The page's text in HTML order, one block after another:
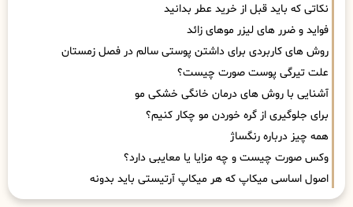
نکاتی که باید قبل از خرید عطر بدانید
فواید و ضرر های لیزر موهای زائد
روش های کاربردی برای داشتن پوستی سالم در فصل زمستان
علت تیرگی پوست صورت چیست؟
آشنایی با روش های درمان خانگی خشکی مو
برای جلوگیری از گره خوردن مو چکار کنیم؟
همه چیز درباره رنگساژ
وکس صورت چیست و چه مزایا یا معایبی دارد؟
اصول اساسی میکاپ که هر میکاپ آرتیستی باید بدونه